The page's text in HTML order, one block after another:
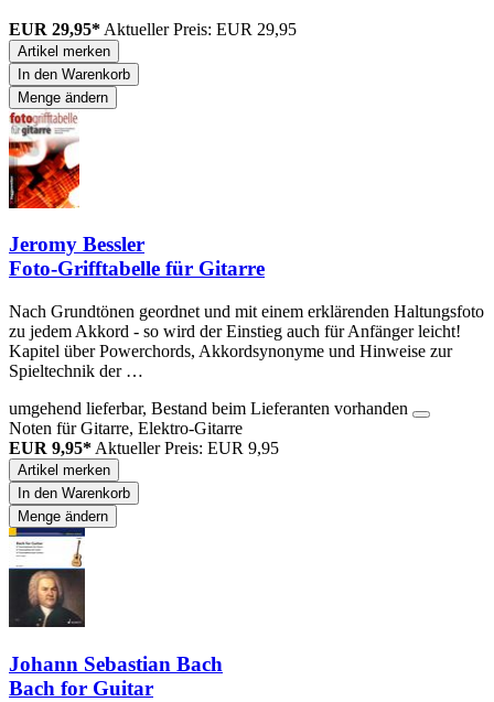
EUR 29,95* Aktueller Preis: EUR 29,95
Artikel merken
In den Warenkorb
Menge ändern
Jeromy Bessler
Foto-Grifftabelle für Gitarre
Nach Grundtönen geordnet und mit einem erklärenden Haltungsfoto
zu jedem Akkord - so wird der Einstieg auch für Anfänger leicht!
Kapitel über Powerchords, Akkordsynonyme und Hinweise zur
Spieltechnik der …
umgehend lieferbar, Bestand beim Lieferanten vorhanden
Noten für Gitarre, Elektro-Gitarre
EUR 9,95* Aktueller Preis: EUR 9,95
Artikel merken
In den Warenkorb
Menge ändern
Johann Sebastian Bach
Bach for Guitar